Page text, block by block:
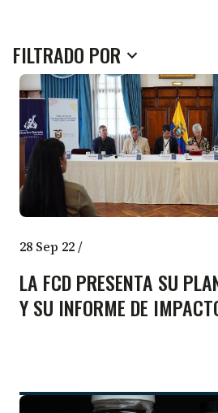
FILTRADO POR
28 Sep 22/
LA FCD PRESENTA SU
Y SU INFORME DE